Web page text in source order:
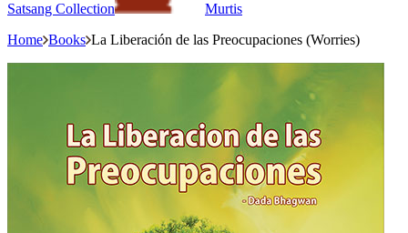
Satsang Collection
Murtis
Home Books La Liberación de las Preocupaciones (Worries)